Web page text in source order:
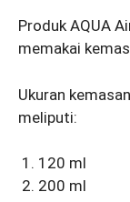
Produk AQUA
memakai
Ukuran
meliputi:
120 ml
200 ml